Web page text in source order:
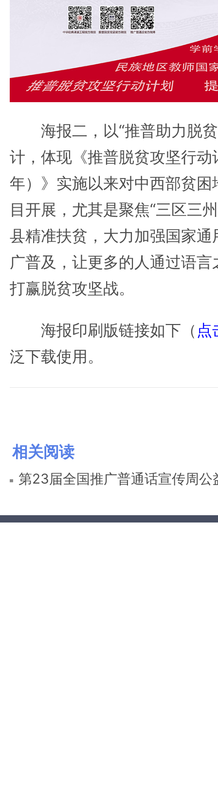
海报二，以“推普助力脱贫
计，体现《推普脱贫攻坚行
年）》实施以来对中西部贫
目开展，尤其是聚焦“三区三
县精准扶贫，大力加强国家
广普及，让更多的人通过语
打赢脱贫攻坚战。
海报印刷版链接如下（ 点
泛下载使用。
相关阅读
第23届全国推广普通话宣传周公